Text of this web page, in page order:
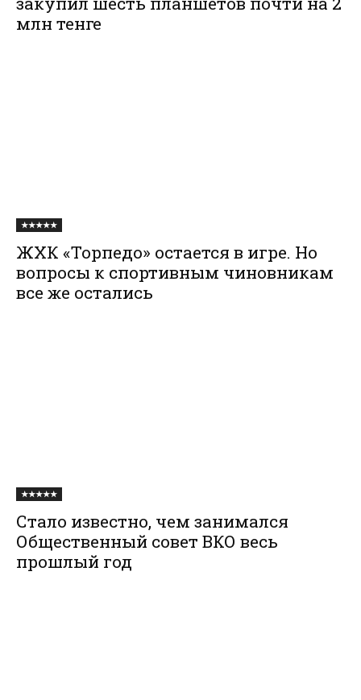
млн тенге
★★★★★
ЖХК «Торпедо» остается в игре. Но
вопросы к спортивным чиновникам
все же остались
★★★★★
Стало известно, чем занимался
Общественный совет ВКО весь
прошлый год